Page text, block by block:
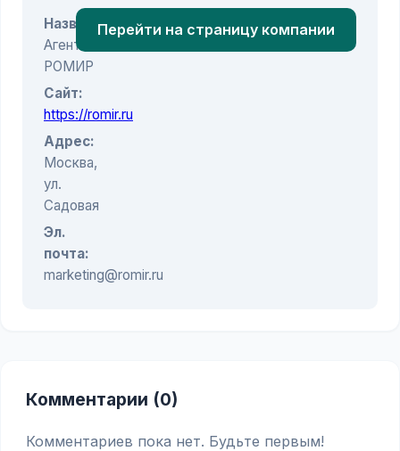
Название:
Агентство
РОМИР
Сайт:
https://romir.ru
Адрес:
Москва,
ул.
Садовая
Эл.
почта:
marketing@romir.ru
Перейти на страницу компании
Комментарии (0)
Комментариев пока нет. Будьте первым!